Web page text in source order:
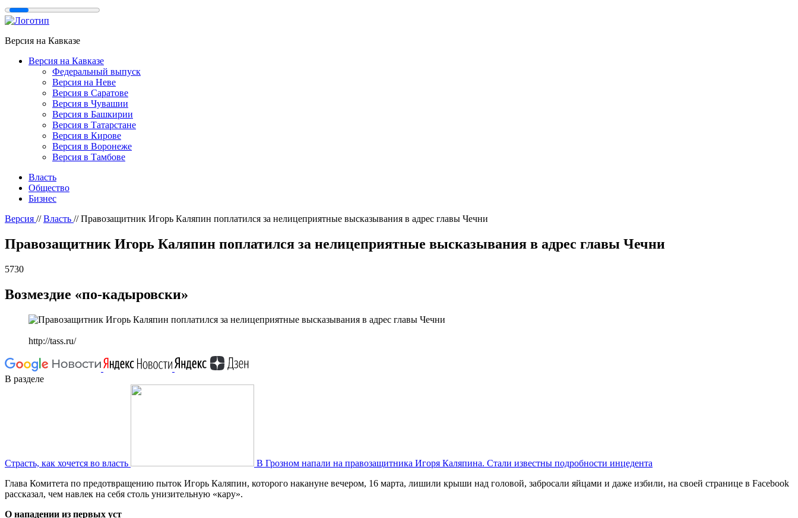
Версия на Кавказе
Версия на Кавказе
Федеральный выпуск
Версия на Неве
Версия в Саратове
Версия в Чувашии
Версия в Башкирии
Версия в Татарстане
Версия в Кирове
Версия в Воронеже
Версия в Тамбове
Власть
Общество
Бизнес
Версия //Власть //Правозащитник Игорь Каляпин поплатился за нелицеприятные высказывания в адрес главы Чечни
Правозащитник Игорь Каляпин поплатился за нелицеприятные высказывания в адрес главы Чечни
5730
Возмездие «по-кадыровски»
http://tass.ru/
В разделе
Страсть, как хочется во власть
В Грозном напали на правозащитника Игоря Каляпина. Стали известны подробности инцедента
Глава Комитета по предотвращению пыток Игорь Каляпин, которого накануне вечером, 16 марта, лишили крыши над головой, забросали яйцами и даже избили, на своей странице в Facebook
рассказал, чем навлек на себя столь унизительную «кару».
О нападении из первых уст